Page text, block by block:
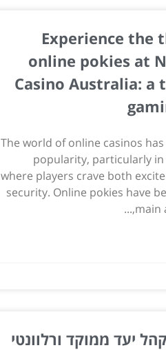
Experience the
online pokies at
Casino Australia: a
The world of online casinos
popularity, particularly in
where players crave both
security. Online pokies have
main
יעד ממוקד ורלוונטי